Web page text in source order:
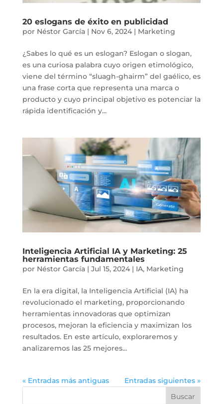
20 eslogans de éxito en publicidad
por Néstor García| Nov 6, 2024| Marketing
¿Sabes lo qué es un eslogan? Eslogan o slogan,
es una curiosa palabra cuyo origen etimológico,
viene del término “sluagh-ghairm” del gaélico, es
una frase corta que representa una marca o
producto y cuyo principal objetivo es potenciar la
rápida identificación y...
Inteligencia Artificial IA y Marketing: 25
herramientas fundamentales
por Néstor García| Jul 15, 2024| IA, Marketing
En la era digital, la Inteligencia Artificial (IA) ha
revolucionado el marketing, proporcionando
herramientas innovadoras que optimizan
procesos, mejoran la eficiencia y maximizan los
resultados. En este artículo, exploraremos y
analizaremos las 25 mejores...
« Entradas más antiguas
Entradas siguientes »
Buscar